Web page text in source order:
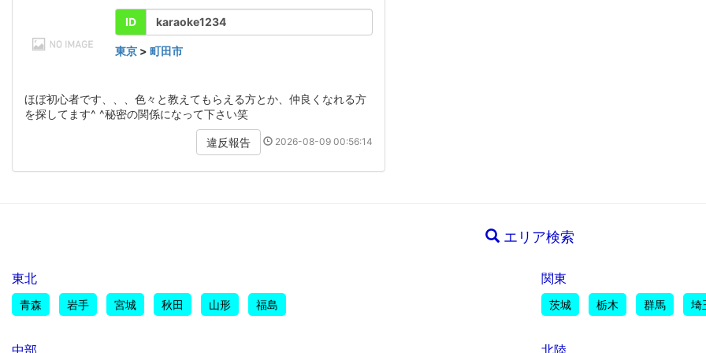
ID karaoke1234
東京 > 町田市
ほぼ初心者です、、、色々と教えてもらえる方とか、仲良くなれる方
を探してます^ ^秘密の関係になって下さい笑
違反報告 2026-08-09 00:56:14
エリア検索
東北
青森 岩手 宮城 秋田 山形 福島
関東
茨城 栃木 群馬 埼
中部 北陸